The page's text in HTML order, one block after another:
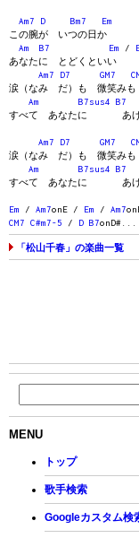
Am7 D Bm7
Em
この腕が いつの日か
Am
B7 Em /
あなたに とどくといい
Am7
D7 GM7
涙（なみ だ）も 微笑みも
Am
B7sus4 B7
すべて あなたに あげ
Am7 D7 GM7
涙（なみ だ）も 微笑みも
Am
B7sus4 B7
すべて あなたに あげ
Em / Am7onE / Em / Am7
CM7
C#m7-5 / D B7onD#...
「松山千春」の楽曲一覧
MENU
トップ
歌手検索
Googleカスタム検